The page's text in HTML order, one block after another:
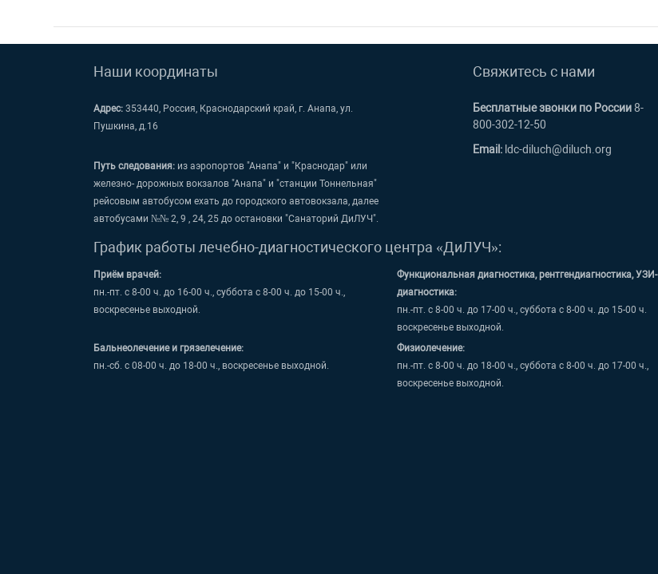
Наши координаты
Адрес: 353440, Россия, Краснодарский край, г. Анапа, ул.
Пушкина, д.16
Путь следования: из аэропортов "Анапа" и "Краснодар" или
железно- дорожных вокзалов "Анапа" и "станции Тоннельная"
рейсовым автобусом ехать до городского автовокзала, далее
автобусами №№ 2, 9 , 24, 25 до остановки "Санаторий ДиЛУЧ".
Свяжитесь с нами
Бесплатные звонки по России8-
800-302-12-50
Email: ldc-diluch@diluch.org
График работы лечебно-диагностического центра «ДиЛУЧ»:
Приём врачей:
пн.-пт. с 8-00 ч. до 16-00 ч., суббота с 8-00 ч. до 15-00 ч.,
воскресенье выходной.
Функциональная диагностика, рентгендиагностика, УЗИ-
диагностика:
пн.-пт. с 8-00 ч. до 17-00 ч., суббота с 8-00 ч. до 15-00 ч.
воскресенье выходной.
Бальнеолечение и грязелечение:
пн.-сб. с 08-00 ч. до 18-00 ч., воскресенье выходной.
Физиолечение:
пн.-пт. с 8-00 ч. до 18-00 ч., суббота с 8-00 ч. до 17-00 ч.,
воскресенье выходной.